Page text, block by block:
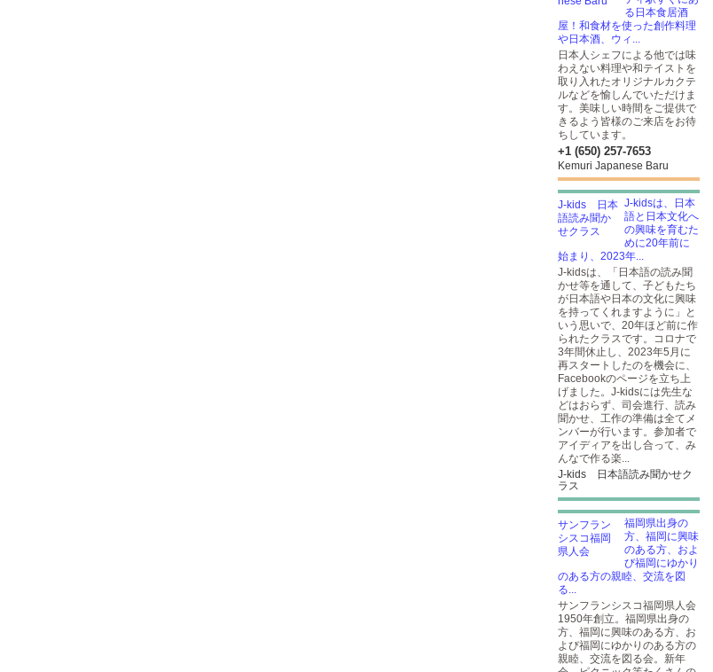
る日本食居酒
屋！和食材を使った創作料理
や日本酒、ウィ...
日本人シェフによる他では味
わえない料理や和テイストを
取り入れたオリジナルカクテ
ルなどを愉しんでいただけま
す。美味しい時間をご提供で
きるよう皆様のご来店をお待
ちしています。
+1 (650) 257-7653
Kemuri Japanese Baru
J-kidsは、日本
語と日本文化へ
の興味を育むた
めに20年前に
始まり、2023年...
J-kidsは、「日本語の読み聞
かせ等を通して、子どもたち
が日本語や日本の文化に興味
を持ってくれますように」と
いう思いで、20年ほど前に作
られたクラスです。コロナで
3年間休止し、2023年5月に
再スタートしたのを機会に、
Facebookのページを立ち上
げました。J-kidsには先生な
どはおらず、司会進行、読み
聞かせ、工作の準備は全てメ
ンバーが行います。参加者で
アイディアを出し合って、み
んなで作る楽...
J-kids 日本語読み聞かせク
ラス
福岡県出身の
方、福岡に興味
のある方、およ
び福岡にゆかり
のある方の親睦、交流を図
る...
サンフランシスコ福岡県人会
1950年創立。福岡県出身の
方、福岡に興味のある方、お
よび福岡にゆかりのある方の
親睦、交流を図る会。新年